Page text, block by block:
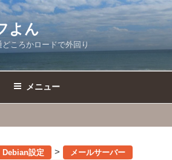
よん
どころかロードで外回り
メニュー
Debian設定 > メールサーバー